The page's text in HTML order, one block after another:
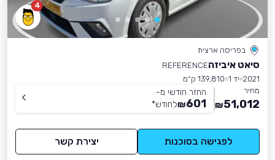
4
בפריסה ארצית
סיאט איביזהREFERENCE
2021 יד 1
139,810 ק״מ
מחיר
51,012
₪
החזר חודשי מ-
601
₪לחודש*
לפגישה בסוכנות יצירת קשר